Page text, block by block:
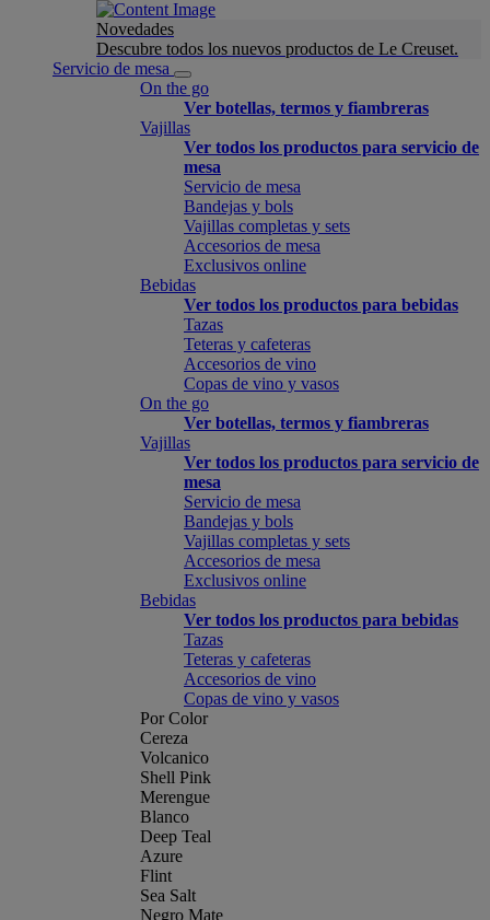
Novedades
Descubre todos los nuevos productos de Le Creuset.
Servicio de mesa
On the go
Ver botellas, termos y fiambreras
Vajillas
Ver todos los productos para servicio de
mesa
Servicio de mesa
Bandejas y bols
Vajillas completas y sets
Accesorios de mesa
Exclusivos online
Bebidas
Ver todos los productos para bebidas
Tazas
Teteras y cafeteras
Accesorios de vino
Copas de vino y vasos
On the go
Ver botellas, termos y fiambreras
Vajillas
Ver todos los productos para servicio de
mesa
Servicio de mesa
Bandejas y bols
Vajillas completas y sets
Accesorios de mesa
Exclusivos online
Bebidas
Ver todos los productos para bebidas
Tazas
Teteras y cafeteras
Accesorios de vino
Copas de vino y vasos
Por Color
Cereza
Volcanico
Shell Pink
Merengue
Blanco
Deep Teal
Azure
Flint
Sea Salt
Negro Mate